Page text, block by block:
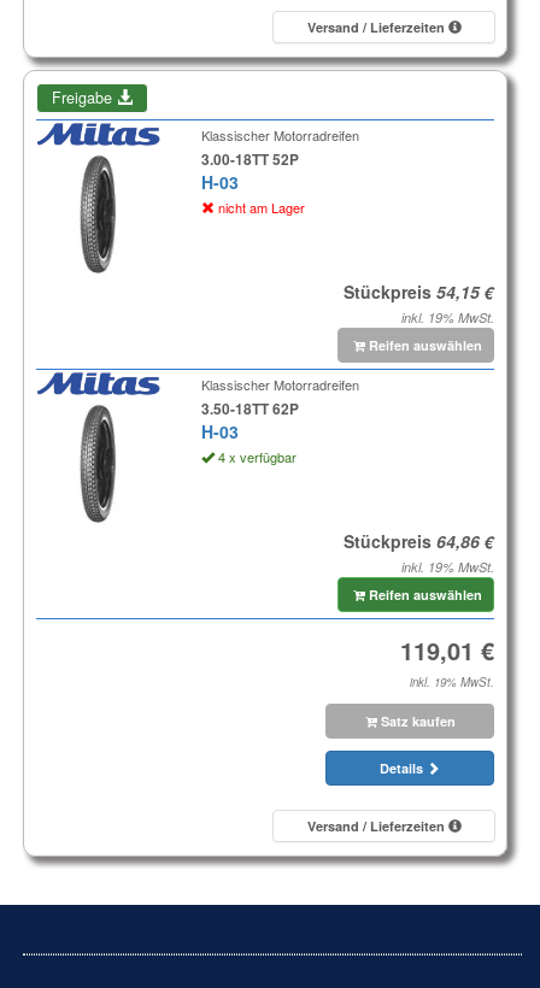
Versand / Lieferzeiten
Freigabe
Klassischer Motorradreifen
3.00-18TT 52P
H-03
nicht am Lager
Stückpreis
inkl. 19% MwSt.
Reifen auswählen
Klassischer Motorradreifen
3.50-18TT 62P
H-03
4 x verfügbar
Stückpreis
inkl. 19% MwSt.
Reifen auswählen
inkl. 19% MwSt.
Satz kaufen
Details
Versand / Lieferzeiten